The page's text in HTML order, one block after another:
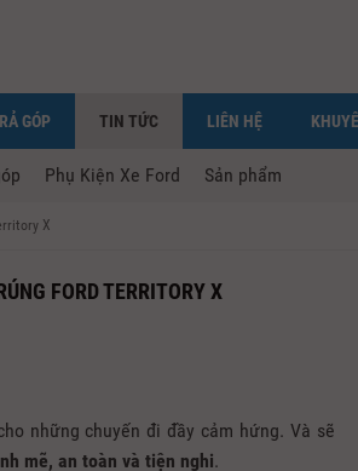
GÓP TIN TỨC LIÊN HỆ
Phụ Kiện Xe Ford Sản phẩm
X
FORD TERRITORY X
những chuyến đi đầy cảm hứng. Và sẽ
mẽ, an toàn và tiện nghi.